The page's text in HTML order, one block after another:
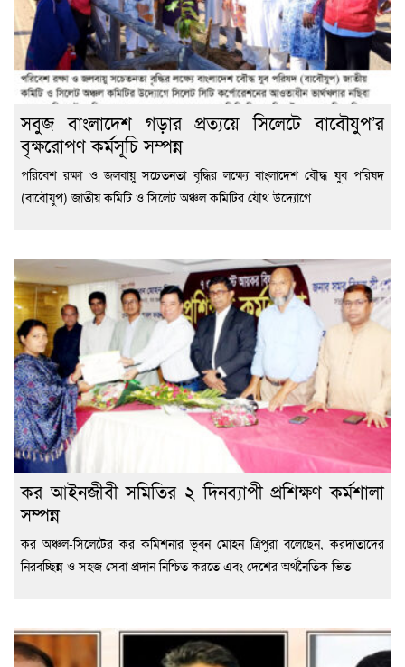
সবুজ বাংলাদেশ গড়ার প্রত্যয়ে সিলেটে বাবৌযুপ’র
বৃক্ষরোপণ কর্মসূচি সম্পন্ন
পরিবেশ রক্ষা ও জলবায়ু সচেতনতা বৃদ্ধির লক্ষ্যে বাংলাদেশ বৌদ্ধ যুব পরিষদ
(বাবৌযুপ) জাতীয় কমিটি ও সিলেট অঞ্চল কমিটির যৌথ উদ্যোগে
কর আইনজীবী সমিতির ২ দিনব্যাপী প্রশিক্ষণ কর্মশালা
সম্পন্ন
কর অঞ্চল-সিলেটের কর কমিশনার ভূবন মোহন ত্রিপুরা বলেছেন, করদাতাদের
নিরবচ্ছিন্ন ও সহজ সেবা প্রদান নিশ্চিত করতে এবং দেশের অর্থনৈতিক ভিত